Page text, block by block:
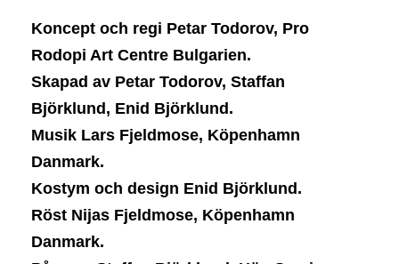
Koncept och regi Petar Todorov, Pro
Rodopi Art Centre Bulgarien.
Skapad av Petar Todorov, Staffan
Björklund, Enid Björklund.
Musik Lars Fjeldmose, Köpenhamn
Danmark.
Kostym och design Enid Björklund.
Röst Nijas Fjeldmose, Köpenhamn
Danmark.